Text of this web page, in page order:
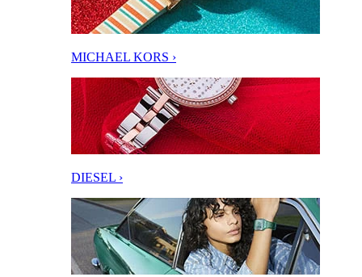
MICHAEL KORS ›
DIESEL ›